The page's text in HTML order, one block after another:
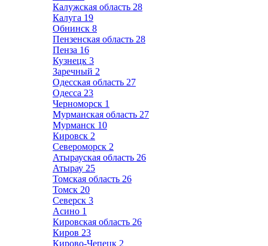
Калужская область 28
Калуга 19
Обнинск 8
Пензенская область 28
Пенза 16
Кузнецк 3
Заречный 2
Одесская область 27
Одесса 23
Черноморск 1
Мурманская область 27
Мурманск 10
Кировск 2
Североморск 2
Атырауская область 26
Атырау 25
Томская область 26
Томск 20
Северск 3
Асино 1
Кировская область 26
Киров 23
Кирово-Чепецк 2